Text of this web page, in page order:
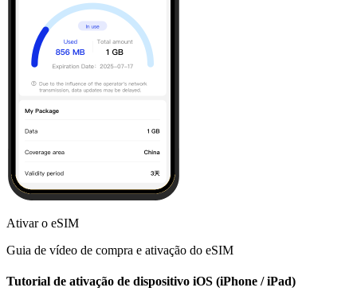
Ativar o eSIM
Guia de vídeo de compra e ativação do eSIM
Tutorial de ativação de dispositivo iOS (iPhone / iPad)